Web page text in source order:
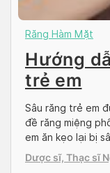
Răng Hàm Mặt
Hướng
trẻ em
Sâu răng trẻ em
đề răng miệng
em ăn kẹo lại bị
như thế nào? Hãy
trẻ em trong bài
Dược sĩ, Thạc sĩ